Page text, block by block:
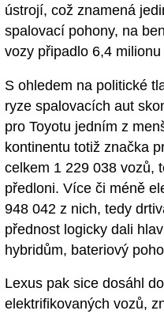
ústrojí, což znamená
spalovací pohony, na
vozy připadlo 6,4
S ohledem na politické
ryze spalovacích aut
pro Toyotu jedním z
kontinentu totiž značka
celkem 1 229 038 vozů,
předloni. Více či méně
948 042 z nich, tedy
přednost logicky dali
hybridům, bateriový
Lexus pak sice dosáhl
elektrifikovaných vozů,